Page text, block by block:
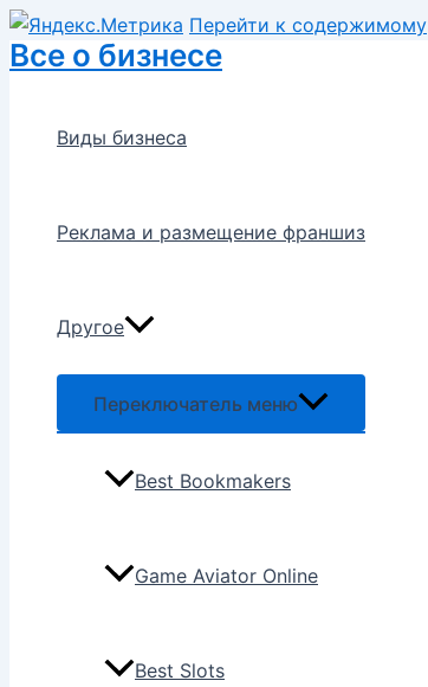
Перейти к содержимому
Все о бизнесе
Виды бизнеса
Реклама и размещение франшиз
Другое
Переключатель меню
Best Bookmakers
Game Aviator Online
Best Slots